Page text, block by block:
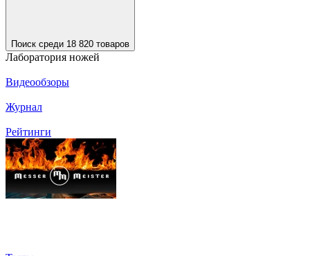
Поиск среди 18 820 товаров
Лаборатория ножей
Видеообзоры
Журнал
Рейтинги